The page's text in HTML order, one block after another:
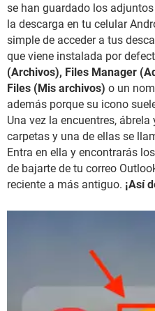
se han guardado los
la descarga en tu celular
simple de acceder a tus
que viene instalada por
(Archivos), Files Manager
Files (Mis archivos) o un
además porque su icono
Una vez la encuentres,
carpetas y una de ellas se
Entra en ella y encontrarás
de bajarte de tu correo
reciente a más antiguo. ¡Así